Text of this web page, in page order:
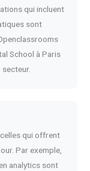
qui incluent
sont
School à Paris
qui offrent
Par exemple,
analytics sont